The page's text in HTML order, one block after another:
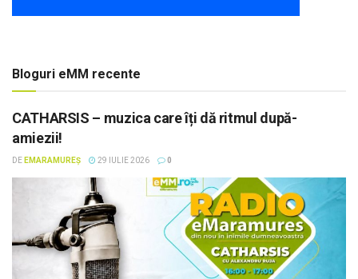
Bloguri eMM recente
CATHARSIS – muzica care îți dă ritmul după-
amiezii!
DE EMARAMUREȘ 29 IULIE 2026 0